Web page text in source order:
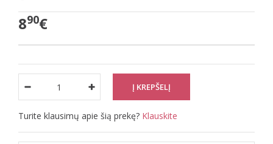
890€
Turite klausimų apie šią prekę? Klauskite